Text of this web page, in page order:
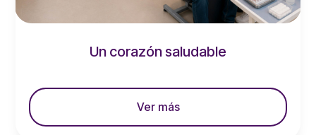
Un corazón saludable
leer más